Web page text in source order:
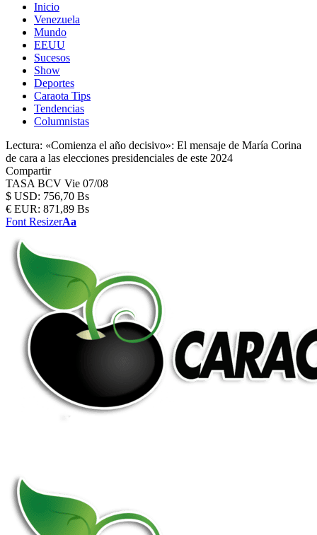
Inicio
Venezuela
Mundo
EEUU
Sucesos
Show
Deportes
Caraota Tips
Tendencias
Columnistas
Lectura: «Comienza el año decisivo»: El mensaje de María Corina
de cara a las elecciones presidenciales de este 2024
Compartir
TASA BCV Vie 07/08
$ USD: 756,70 Bs
€ EUR: 871,89 Bs
Font ResizerAa